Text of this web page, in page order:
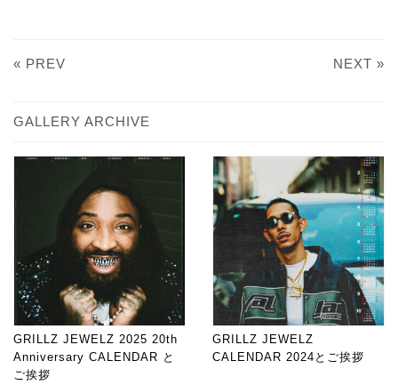
« PREV NEXT »
GALLERY ARCHIVE
GRILLZ JEWELZ 2025 20th
Anniversary CALENDAR と
ご挨拶
GRILLZ JEWELZ
CALENDAR 2024とご挨拶